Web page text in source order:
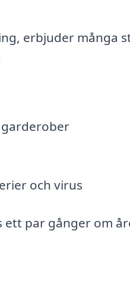
erbjuder många
och virus
par gånger om